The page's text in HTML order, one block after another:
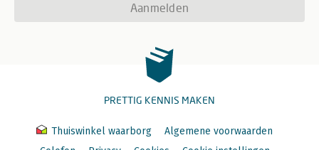
Aanmelden
PRETTIG KENNIS MAKEN
Thuiswinkel waarborg
Algemene voorwaarden